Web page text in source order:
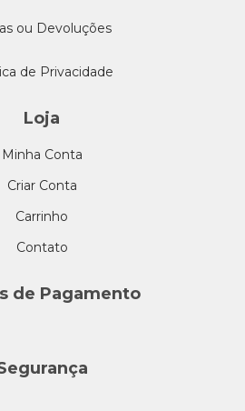
ou Devoluções
de Privacidade
Loja
Minha Conta
Criar Conta
Carrinho
Contato
de Pagamento